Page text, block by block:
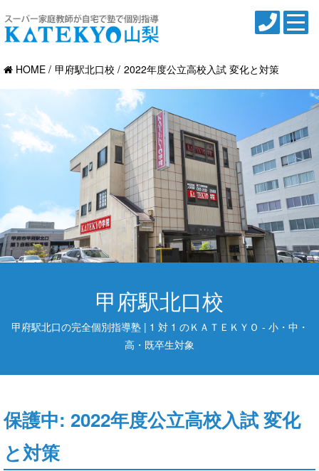
HOME 甲府駅北口校 2022年度公立高校入試 変化と対策
甲府駅北口校
甲府駅北口の完全個別指導塾 | 1 対 1 のＫＡＴＥＫＹＯ - 小・中・
高・既卒生対象
保護中: 2022年度公立高校入試 変化
と対策